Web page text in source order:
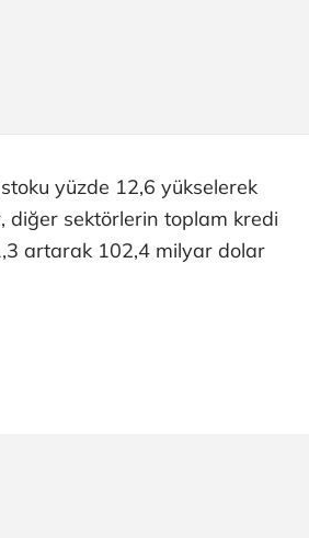
yüzde 12,6 yükselerek
diğer sektörlerin toplam kredi
artarak 102,4 milyar dolar